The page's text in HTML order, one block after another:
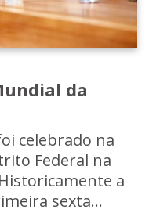
da
celebrado na
Federal na
a
sexta...